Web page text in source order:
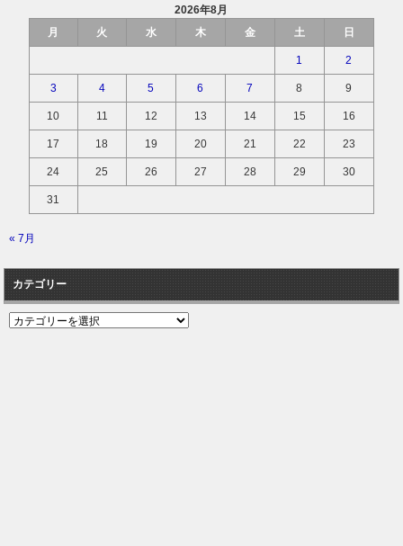
2026年8月
月
火 水 木 金 土 日
1 2
3 4 5 6 7 8 9
10 11 12 13 14 15 16
17 18 19 20 21 22 23
24 25 26 27 28 29 30
31
« 7月
カテゴリー
カ